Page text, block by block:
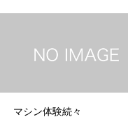
マシン体験続々